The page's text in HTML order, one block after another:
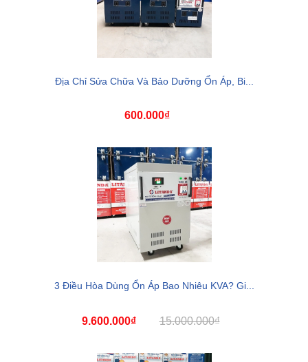
Địa Chỉ Sửa Chữa Và Bảo Dưỡng Ổn Áp, Bi...
600.000₫
3 Điều Hòa Dùng Ổn Áp Bao Nhiêu KVA? Gi...
9.600.000₫ 15.000.000₫